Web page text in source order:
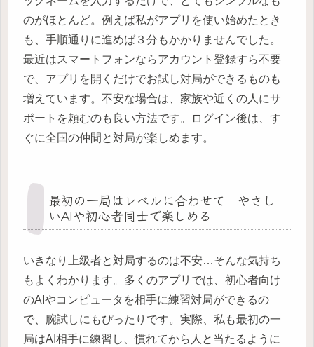
のがほとんど。例えば私がアプリを使い始めたとき
も、手順通りに進めば３分もかかりませんでした。
最近はスマートフォンならアカウント登録すら不要
で、アプリを開くだけでお試し対局ができるものも
増えています。不安な場合は、家族や近くの人にサ
ポートを頼むのも良い方法です。ログイン後は、す
ぐに全国の仲間と対局が楽しめます。
最初の一局はレベルに合わせて やさし
いAIや初心者同士で楽しめる
いきなり上級者と対局するのは不安…そんな気持ち
もよくわかります。多くのアプリでは、初心者向け
のAIやコンピュータを相手に練習対局ができるの
で、腕試しにもぴったりです。実際、私も最初の一
局はAI相手に練習し、慣れてから人と当たるように